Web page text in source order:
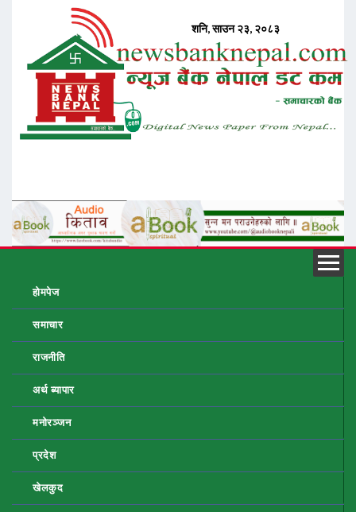
होमपेज
समाचार
राजनीति
अर्थ ब्यापार
मनोरञ्जन
प्रदेश
खेलकुद